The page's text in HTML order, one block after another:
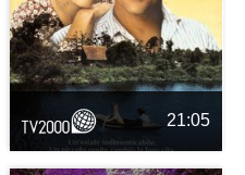
21:05